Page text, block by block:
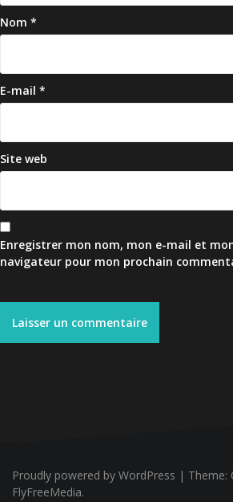
Nom *
E-mail *
Site web
Enregistrer mon nom, mon e-mail et
navigateur pour mon prochain
Proudly powered by WordPress | Theme:
FlyFreeMedia.